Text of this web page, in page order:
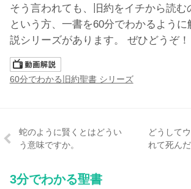
そう言われても、旧約をイチから読む
という方、一書を60分でわかるよう
説シリーズがあります。 ぜひどうぞ！
60分でわかる旧約聖書 シリーズ
蛇のように賢くとはどうい
う意味ですか。
どうして
れて死ん
3分でわかる聖書